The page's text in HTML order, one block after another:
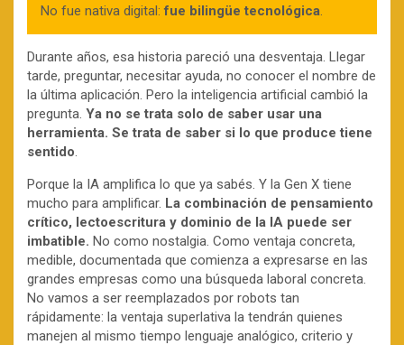
No fue nativa digital:fue bilingüe tecnológica.
Durante años, esa historia pareció una desventaja. Llegar
tarde, preguntar, necesitar ayuda, no conocer el nombre de
la última aplicación. Pero la inteligencia artificial cambió la
pregunta. Ya no se trata solo de saber usar una
herramienta. Se trata de saber si lo que produce tiene
sentido.
Porque la IA amplifica lo que ya sabés. Y la Gen X tiene
mucho para amplificar. La combinación de pensamiento
crítico, lectoescritura y dominio de la IA puede ser
imbatible. No como nostalgia. Como ventaja concreta,
medible, documentada que comienza a expresarse en las
grandes empresas como una búsqueda laboral concreta.
No vamos a ser reemplazados por robots tan
rápidamente: la ventaja superlativa la tendrán quienes
manejen al mismo tiempo lenguaje analógico, criterio y